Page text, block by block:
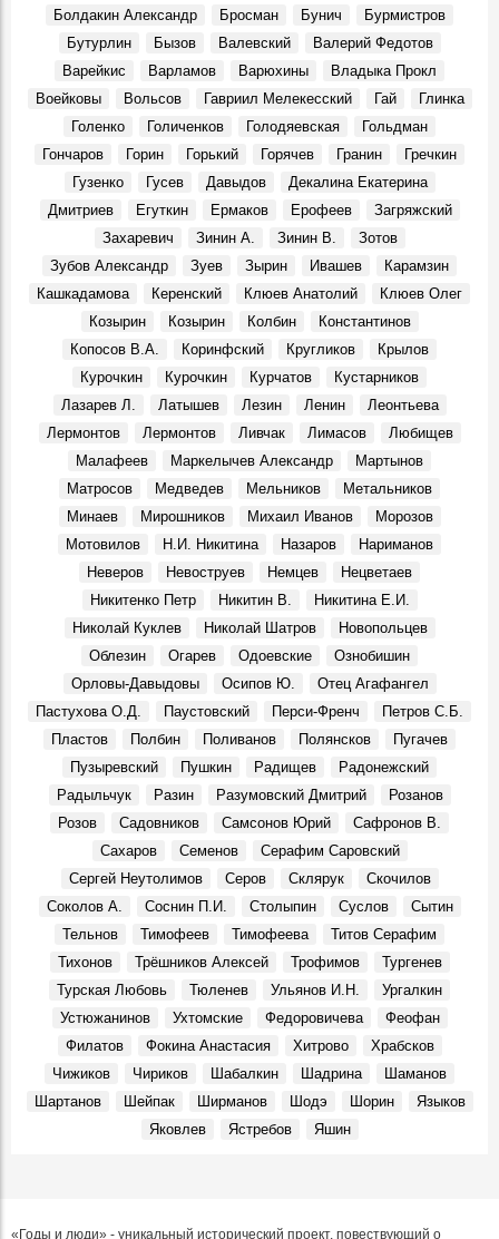
Джанни Родари: «…Полную Волгу счастья!»
События, 2 Августа 1969
Новый Новоульяновск
Места, 3 Августа 1969
7 августа 1969 года. ЦК КПСС.
События, 7 Августа 1969
Василий Андреевич Андреев, в 1969 – 1980 гг. ректор
Ульяновского политехнического института:
Вниманию ульяновцев!
События, 7 Августа 1969
Праздник в Шаховском
События, 10 Августа 1969
Геннадий Александрович Демочкин, литератор, краевед:
Воспоминания, 11 Августа 1969
События, 3 Августа 1970
Александр Сергеевич Сергеев, в 1970 году конструктор
особого конструкторского бюро Ульяновского
механического завода:
По сниженным ценам
Ульяновский гормолзавод
События, 3 Августа 1971
Болдакин Александр
Бросман Бунич
Бурмистров
Бутурлин
Бызов Валевский
Валерий Федотов
Варейкис
Варламов Варюхины
Владыка Прокл
Воейковы
Вольсов Гавриил Мелекесский Гай
Глинка
Голенко
Голиченков Голодяевская
Гольдман
Гончаров
Горин Горький Горячев Гранин
Гречкин
Гузенко
Гусев Давыдов
Декалина Екатерина
Дмитриев
Егуткин Ермаков Ерофеев
Загряжский
Захаревич
Зинин А. Зинин В.
Зотов
Зубов Александр
Зуев Зырин Ивашев
Карамзин
Кашкадамова
Керенский Клюев Анатолий
Клюев Олег
Козырин
Козырин Колбин
Константинов
Копосов В.А.
Коринфский Кругликов
Крылов
Курочкин
Курочкин Курчатов
Кустарников
Лазарев Л.
Латышев Лезин Ленин
Леонтьева
Лермонтов
Лермонтов Ливчак Лимасов
Любищев
Малафеев
Маркелычев Александр
Мартынов
Матросов
Медведев Мельников
Метальников
Минаев
Мирошников Михаил Иванов
Морозов
Мотовилов
Н.И. Никитина Назаров
Нариманов
Неверов
Невоструев Немцев
Нецветаев
Никитенко Петр
Никитин В.
Никитина Е.И.
Николай Куклев
Николай Шатров
Новопольцев
Облезин
Огарев Одоевские
Ознобишин
Орловы-Давыдовы
Осипов Ю.
Отец Агафангел
Пастухова О.Д.
Паустовский Перси-Френч
Петров С.Б.
Пластов
Полбин Поливанов Полянсков
Пугачев
Пузыревский
Пушкин Радищев
Радонежский
Радыльчук
Разин Разумовский Дмитрий
Розанов
Розов
Садовников Самсонов Юрий
Сафронов В.
Сахаров
Семенов
Серафим Саровский
Сергей Неутолимов
Серов Склярук
Скочилов
Соколов А.
Соснин П.И. Столыпин Суслов
Сытин
Тельнов
Тимофеев Тимофеева
Титов Серафим
Тихонов
Трёшников Алексей Трофимов
Тургенев
Турская Любовь
Тюленев Ульянов И.Н.
Ургалкин
Устюжанинов
Ухтомские Федоровичева
Феофан
Филатов
Фокина Анастасия Хитрово
Храбсков
Чижиков
Чириков Шабалкин Шадрина
Шаманов
Шартанов
Шейпак Ширманов Шодэ Шорин
Языков
Яковлев
Ястребов Яшин
«Годы и люди» - уникальный исторический проект, повествующий о